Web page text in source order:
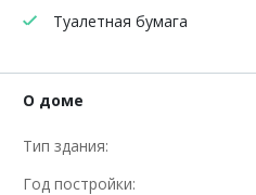
Туалетная бумага
О доме
Тип здания:
Год постройки: